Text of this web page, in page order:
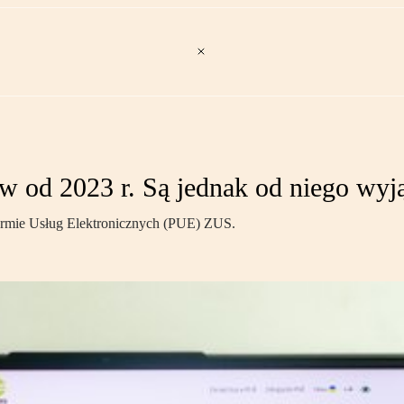
od 2023 r. Są jednak od niego
Usług Elektronicznych (PUE) ZUS.